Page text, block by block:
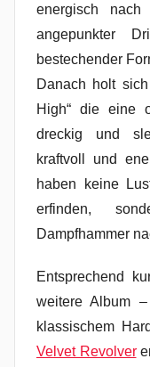
energisch
angepunkter
bestechender
Danach holt
High“ die eine
dreckig und
kraftvoll und
haben keine
erfinden,
Dampfhammer
Entsprechend
weitere Album
klassischem
Velvet Revolver